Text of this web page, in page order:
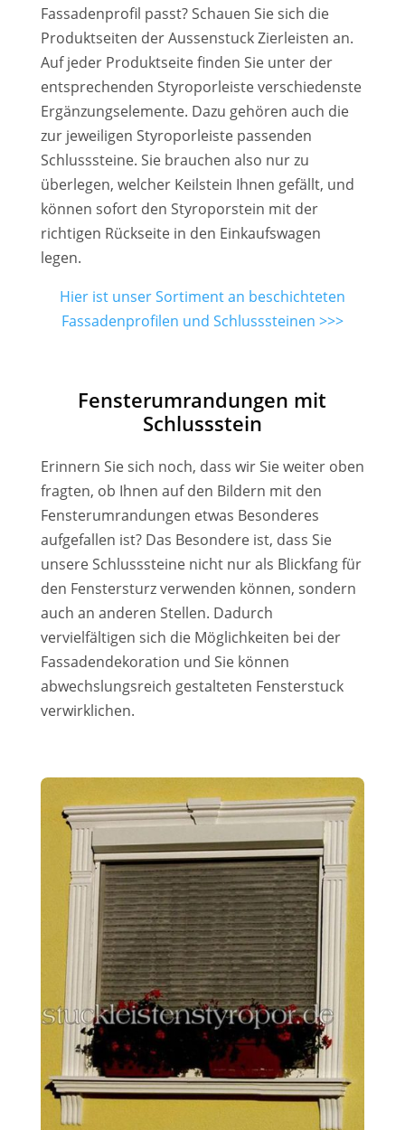
Fassadenprofil passt? Schauen Sie sich die
Produktseiten der Aussenstuck Zierleisten an.
Auf jeder Produktseite finden Sie unter der
entsprechenden Styroporleiste verschiedenste
Ergänzungselemente. Dazu gehören auch die
zur jeweiligen Styroporleiste passenden
Schlusssteine. Sie brauchen also nur zu
überlegen, welcher Keilstein Ihnen gefällt, und
können sofort den Styroporstein mit der
richtigen Rückseite in den Einkaufswagen
legen.
Hier ist unser Sortiment an beschichteten
Fassadenprofilen und Schlusssteinen >>>
Fensterumrandungen mit
Schlussstein
Erinnern Sie sich noch, dass wir Sie weiter oben
fragten, ob Ihnen auf den Bildern mit den
Fensterumrandungen etwas Besonderes
aufgefallen ist? Das Besondere ist, dass Sie
unsere Schlusssteine nicht nur als Blickfang für
den Fenstersturz verwenden können, sondern
auch an anderen Stellen. Dadurch
vervielfältigen sich die Möglichkeiten bei der
Fassadendekoration und Sie können
abwechslungsreich gestalteten Fensterstuck
verwirklichen.